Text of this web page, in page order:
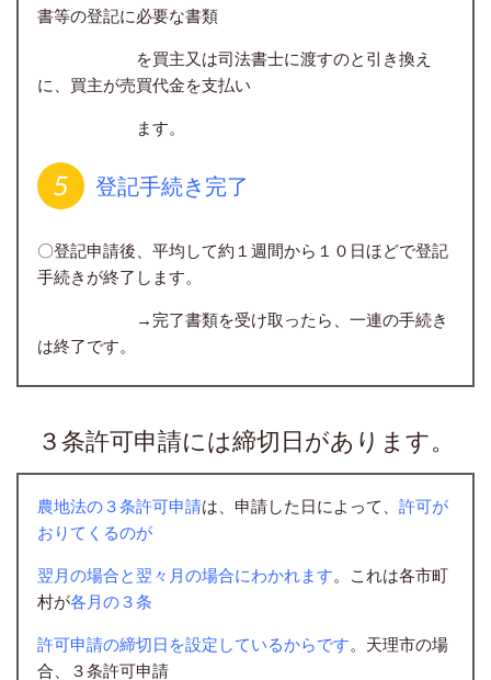
書等の登記に必要な書類
を買主又は司法書士に渡すのと引き換え
に、買主が売買代金を支払い
ます。
登記手続き完了
〇登記申請後、平均して約１週間から１０日ほどで登記
手続きが終了します。
→完了書類を受け取ったら、一連の手続き
は終了です。
３条許可申請には締切日があります。
農地法の３条許可申請は、申請した日によって、 許可が
おりてくるのが
翌月の場合と翌々月の場合にわかれます。これは各市町
村が各月の３条
許可申請の締切日を設定しているからです。天理市の場
合、３条許可申請